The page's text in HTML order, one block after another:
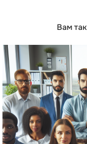
Вам